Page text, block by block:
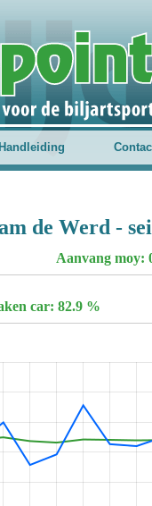
Handleiding
de Werd -
Aanvang moy:
car: 82.9 %